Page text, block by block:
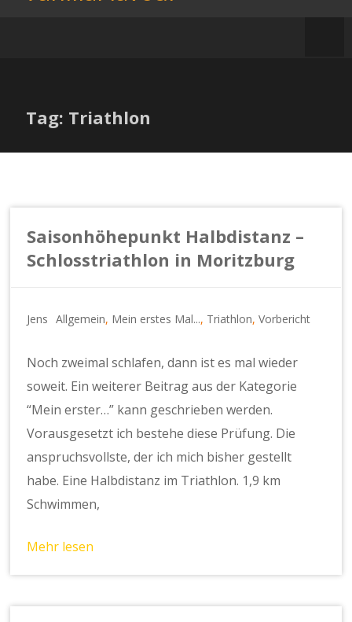
Tag: Triathlon
Saisonhöhepunkt Halbdistanz –
Schlosstriathlon in Moritzburg
Jens Allgemein, Mein erstes Mal..., Triathlon,Vorbericht
Noch zweimal schlafen, dann ist es mal wieder
soweit. Ein weiterer Beitrag aus der Kategorie
“Mein erster…” kann geschrieben werden.
Vorausgesetzt ich bestehe diese Prüfung. Die
anspruchsvollste, der ich mich bisher gestellt
habe. Eine Halbdistanz im Triathlon. 1,9 km
Schwimmen,
Mehr lesen